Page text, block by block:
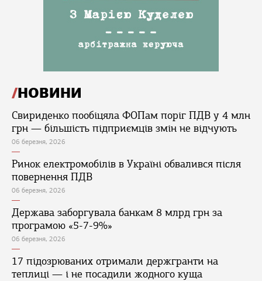
НОВИНИ
Свириденко пообіцяла ФОПам поріг ПДВ у 4 млн
грн — більшість підприємців змін не відчують
06 березня, 2026
Ринок електромобілів в Україні обвалився після
повернення ПДВ
06 березня, 2026
Держава заборгувала банкам 8 млрд грн за
програмою «5-7-9%»
06 березня, 2026
17 підозрюваних отримали держгранти на
теплиці — і не посадили жодного куща